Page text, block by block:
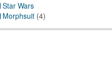
Star Wars
Morphsuit (4)